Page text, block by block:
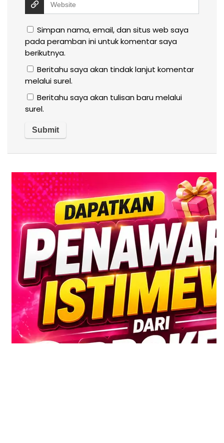
Simpan nama, email, dan situs web saya
pada peramban ini untuk komentar saya
berikutnya.
Beritahu saya akan tindak lanjut komentar
melalui surel.
Beritahu saya akan tulisan baru melalui
surel.